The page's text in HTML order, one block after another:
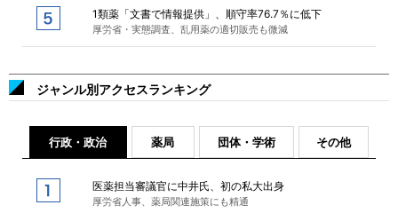
1類薬「文書で情報提供」、順守率76.7％に低下
厚労省・実態調査、乱用薬の適切販売も微減
ジャンル別アクセスランキング
行政・政治 薬局 団体・学術 その他
医薬担当審議官に中井氏、初の私大出身
厚労省人事、薬局関連施策にも精通